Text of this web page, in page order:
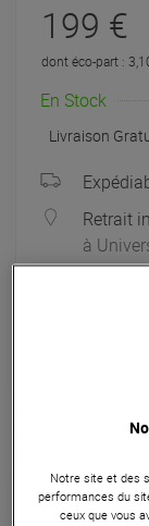
199 €
dont éco-part :
En Stock
Livraison
Retrait
à
Notre site et des
performances du
ceux que vous